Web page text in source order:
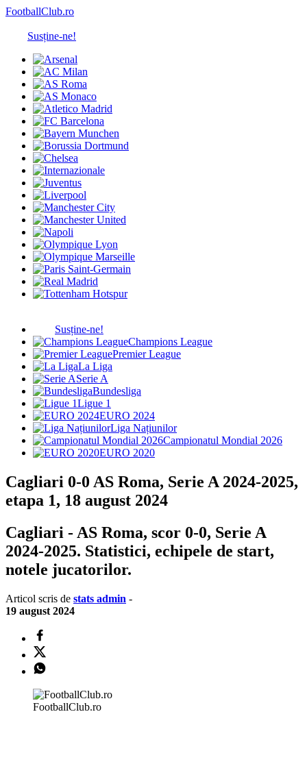
FootballClub.ro
Susține-ne!
Susține-ne!
Champions League
Premier League
La Liga
Serie A
Bundesliga
Ligue 1
EURO 2024
Liga Națiunilor
Campionatul Mondial 2026
EURO 2020
Cagliari 0-0 AS Roma, Serie A 2024-2025,
etapa 1, 18 august 2024
Cagliari - AS Roma, scor 0-0, Serie A
2024-2025. Statistici, echipele de start,
notele jucatorilor.
Articol scris de stats admin -
19 august 2024
FootballClub.ro